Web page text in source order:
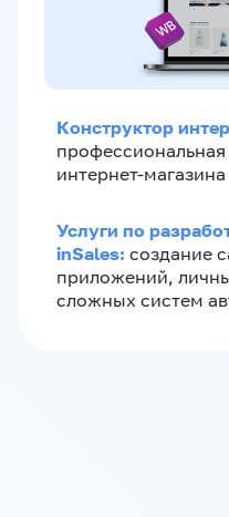
Конструктор
интернет-магазина
Услуги по
inSales: создание
приложений,
сложных систем